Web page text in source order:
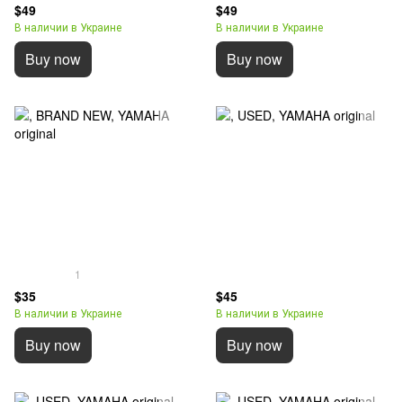
$49
В наличии в Украине
Buy now
$49
В наличии в Украине
Buy now
1
$35
В наличии в Украине
Buy now
$45
В наличии в Украине
Buy now